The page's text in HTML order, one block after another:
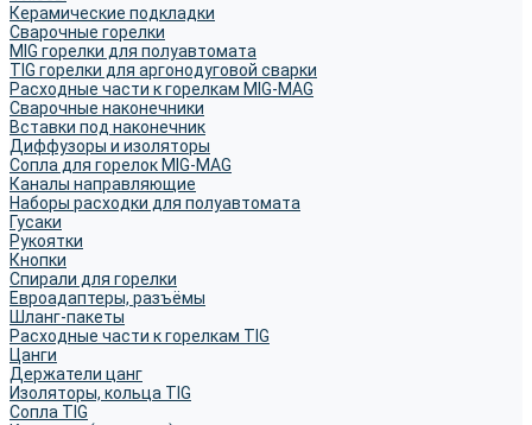
Керамические подкладки
Сварочные горелки
MIG горелки для полуавтомата
TIG горелки для аргонодуговой сварки
Расходные части к горелкам MIG-MAG
Сварочные наконечники
Вставки под наконечник
Диффузоры и изоляторы
Сопла для горелок MIG-MAG
Каналы направляющие
Наборы расходки для полуавтомата
Гусаки
Рукоятки
Кнопки
Спирали для горелки
Евроадаптеры, разъёмы
Шланг-пакеты
Расходные части к горелкам TIG
Цанги
Держатели цанг
Изоляторы, кольца TIG
Сопла TIG